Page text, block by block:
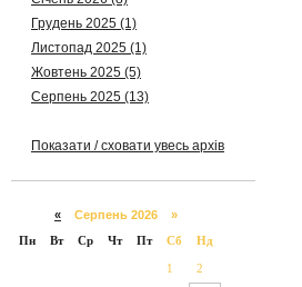
Грудень 2025 (1)
Листопад 2025 (1)
Жовтень 2025 (5)
Серпень 2025 (13)
Показати / сховати увесь архів
« Серпень 2026 »
Пн
Вт Ср Чт Пт Сб Нд
1 2